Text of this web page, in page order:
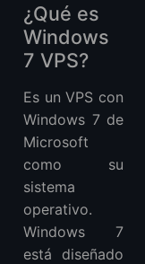
¿Qué es
Windows
7 VPS?
Es un VPS con
Windows 7 de
Microsoft
como su
sistema
operativo.
Windows 7
está diseñado